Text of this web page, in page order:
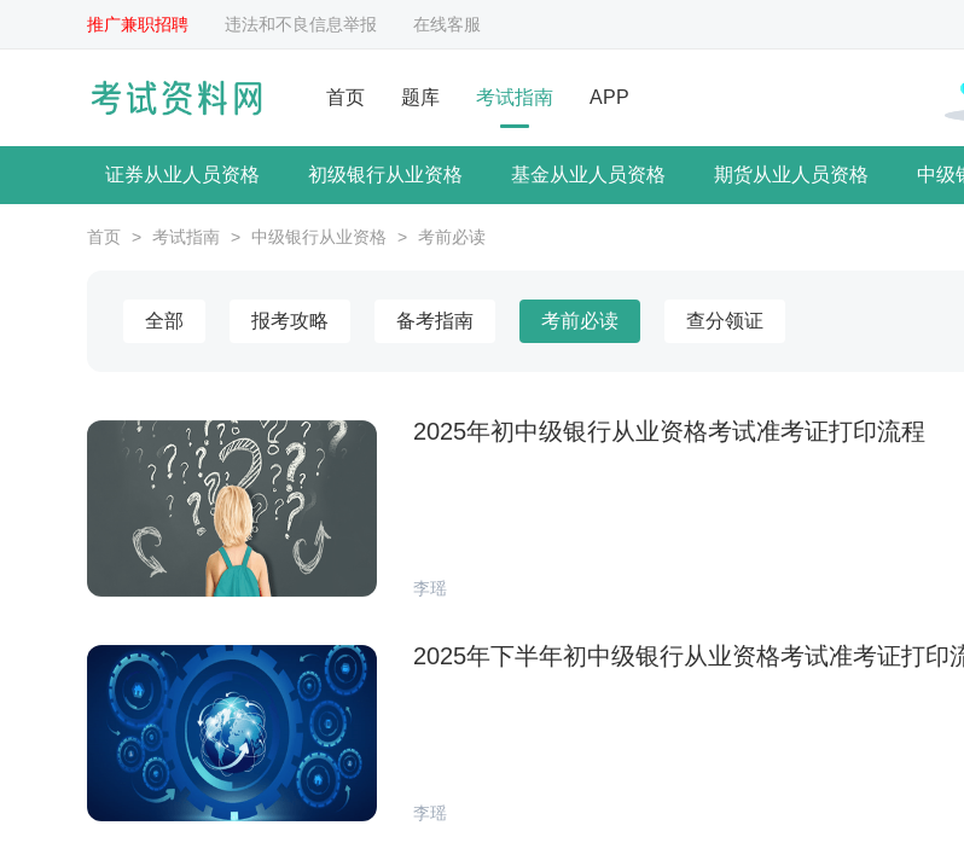
推广兼职招聘 违法和不良信息举报 在线客服
首页 题库 考试指南 APP
证券从业人员资格 初级银行从业资格 基金从业人员资格 期货从业人员资格 中级
首页 > 考试指南 > 中级银行从业资格 > 考前必读
全部 报考攻略 备考指南 考前必读 查分领证
2025年初中级银行从业资格考试准考证打印流程
李瑶
2025年下半年初中级银行从业资格考试准考证打印
李瑶